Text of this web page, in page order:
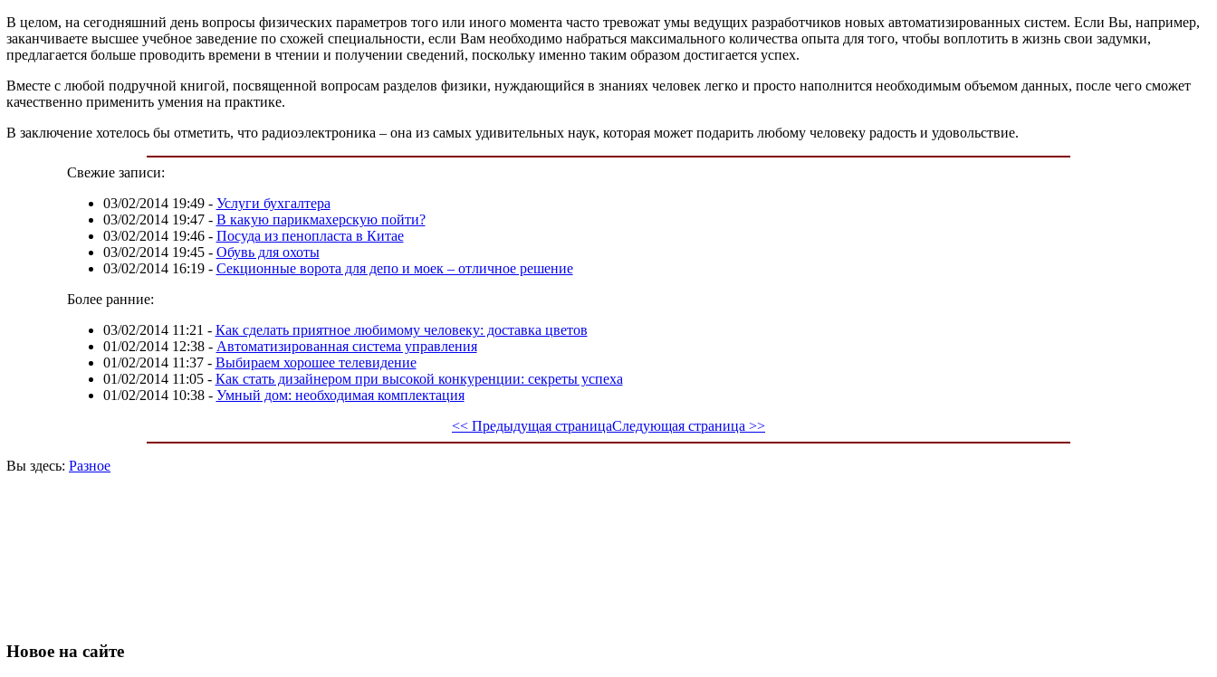
В целом, на сегодняшний день вопросы физических параметров того или иного момента часто тревожат умы ведущих разработчиков новых автоматизированных систем. Если Вы, например,
заканчиваете высшее учебное заведение по схожей специальности, если Вам необходимо набраться максимального количества опыта для того, чтобы воплотить в жизнь свои задумки,
предлагается больше проводить времени в чтении и получении сведений, поскольку именно таким образом достигается успех.
Вместе с любой подручной книгой, посвященной вопросам разделов физики, нуждающийся в знаниях человек легко и просто наполнится необходимым объемом данных, после чего сможет
качественно применить умения на практике.
В заключение хотелось бы отметить, что радиоэлектроника – она из самых удивительных наук, которая может подарить любому человеку радость и удовольствие.
Свежие записи:
03/02/2014 19:49- Услуги бухгалтера
03/02/2014 19:47- В какую парикмахерскую пойти?
03/02/2014 19:46- Посуда из пенопласта в Китае
03/02/2014 19:45- Обувь для охоты
03/02/2014 16:19- Секционные ворота для депо и моек – отличное решение
Более ранние:
03/02/2014 11:21 - Как сделать приятное любимому человеку: доставка цветов
01/02/2014 12:38- Автоматизированная система управления
01/02/2014 11:37- Выбираем хорошее телевидение
01/02/2014 11:05- Как стать дизайнером при высокой конкуренции: секреты успеха
01/02/2014 10:38- Умный дом: необходимая комплектация
<< Предыдущая страницаСледующая страница >>
Вы здесь: Разное
Новое на сайте